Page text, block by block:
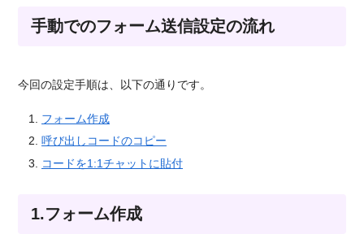
手動でのフォーム送信設定の流れ
今回の設定手順は、以下の通りです。
フォーム作成
呼び出しコードのコピー
コードを1:1チャットに貼付
1.フォーム作成